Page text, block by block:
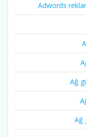
Adwords
Ağ
Ağ